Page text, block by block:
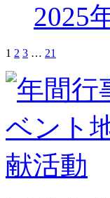
2025
1 2 3 … 21